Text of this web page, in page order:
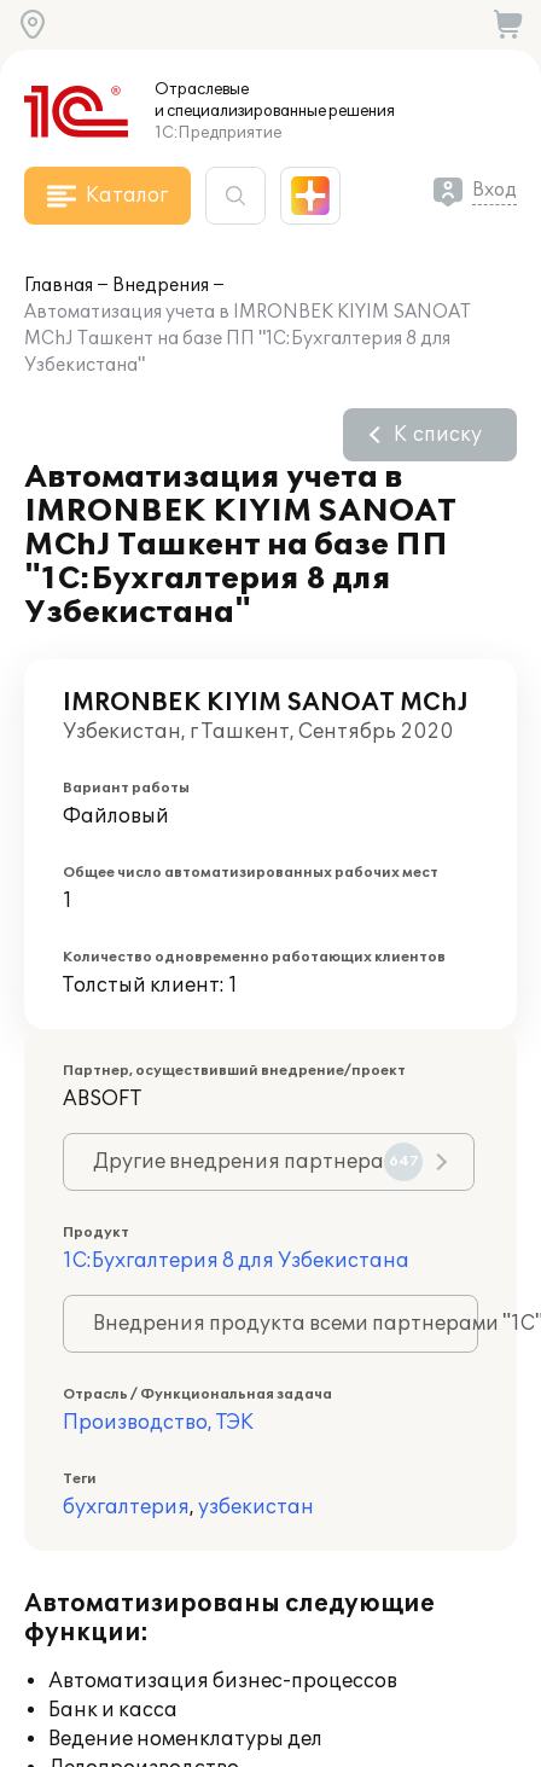
Отраслевые
и специализированныерешения
1С:Предприятие
Каталог Вход
Главная
Внедрения
Автоматизация учета в IMRONBEK KIYIM SANOAT
MChJ Ташкент на базе ПП "1С:Бухгалтерия 8 для
Узбекистана"
Автоматизация учета в
IMRONBEK KIYIM SANOAT
MChJ Ташкент на базе ПП
"1С:Бухгалтерия 8 для
Узбекистана"
К списку
IMRONBEK KIYIM SANOAT MChJ
Узбекистан, г Ташкент, Сентябрь 2020
Вариант работы
Файловый
Общее число автоматизированных рабочих мест
1
Количество одновременно работающих клиентов
Толстый клиент: 1
Партнер, осуществивший внедрение/проект
ABSOFT
Другие внедрения партнера 647
Продукт
1С:Бухгалтерия 8 для Узбекистана
Внедрения продукта всеми партнерами
Отрасль / Функциональная задача
Производство, ТЭК
Теги
бухгалтерия, узбекистан
Автоматизированы следующие
функции:
Автоматизация бизнес-процессов
Банк и касса
Ведение номенклатуры дел